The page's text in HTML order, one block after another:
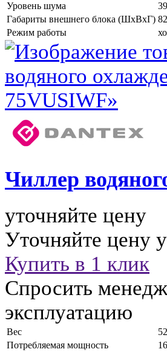
Уровень шума
Габариты внешнего блока (ШхВхГ)
Режим работы
Чиллер
уточняйте цену
Уточняйте цену
Купить в 1 клик
Спросить
эксплуатацию
Вес
Потребляемая мощность